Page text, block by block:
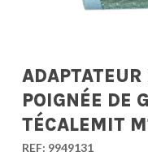
ADAPTATEUR
POIGNÉE DE
TÉCALEMIT
REF: 9949131